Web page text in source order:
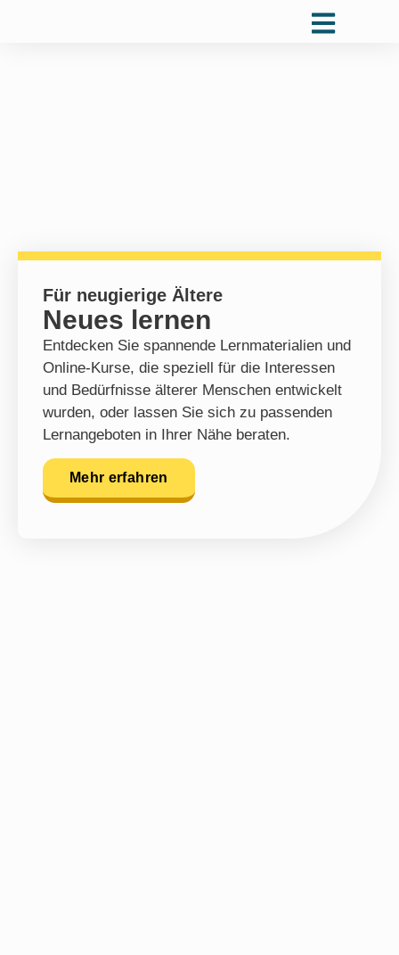
Für neugierige Ältere
Neues lernen
Entdecken Sie spannende Lernmaterialien und
Online-Kurse, die speziell für die Interessen
und Bedürfnisse älterer Menschen entwickelt
wurden, oder lassen Sie sich zu passenden
Lernangeboten in Ihrer Nähe beraten.
Mehr erfahren